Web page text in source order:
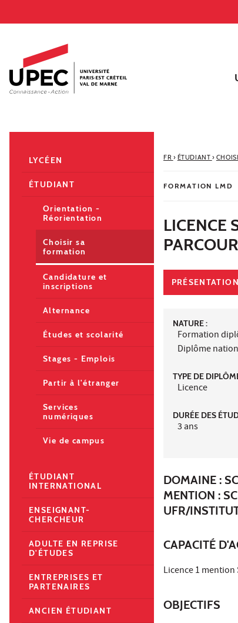
Accès directs
Recherche
Navigation secondaire
FR › ÉTUDIANT ›
FORMATION LMD
LICENCE
PRÉSENTATION
NATURE :
Formation
Diplôme
TYPE DE
Licence
DURÉE DES
3 ans
DOMAINE :
MENTION :
UFR/
CAPACITÉ
Licence 1 mention
OBJECTIFS
LYCÉEN
ÉTUDIANT
Orientation -
Réorientation
Choisir sa
formation
Candidature et
inscriptions
Alternance
Études et scolarité
Stages - Emplois
Partir à l'étranger
Services
numériques
Vie de campus
ÉTUDIANT
INTERNATIONAL
ENSEIGNANT-
CHERCHEUR
ADULTE EN REPRISE
D'ÉTUDES
ENTREPRISES ET
PARTENAIRES
ANCIEN ÉTUDIANT